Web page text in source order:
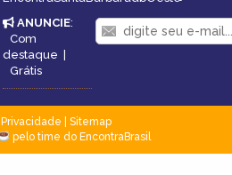
ANUNCIE:
Com
destaque |
Grátis
Privacidade
Sitemap
pelo time do EncontraBrasil